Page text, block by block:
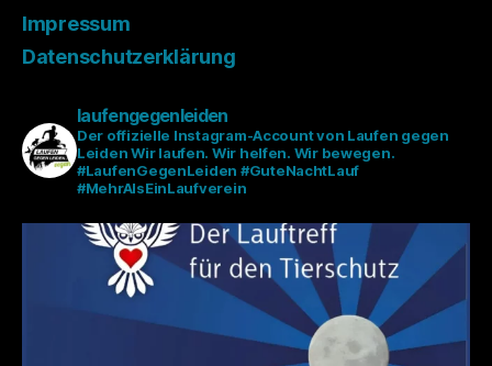
Impressum
Datenschutzerklärung
laufengegenleiden
Der offizielle Instagram-Account von Laufen gegen
LeidenWir laufen. Wir helfen. Wir bewegen.
#LaufenGegenLeiden #GuteNachtLauf
#MehrAlsEinLaufverein